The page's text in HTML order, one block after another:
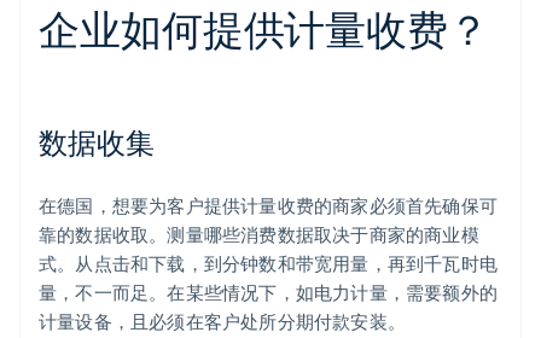
企业如何提供计量收费？
数据收集
在德国，想要为客户提供计量收费的商家必须首先确保可
靠的数据收取。测量哪些消费数据取决于商家的商业模
式。从点击和下载，到分钟数和带宽用量，再到千瓦时电
量，不一而足。在某些情况下，如电力计量，需要额外的
计量设备，且必须在客户处所分期付款安装。